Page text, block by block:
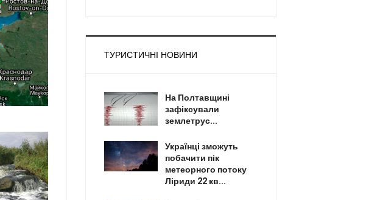
ТУРИСТИЧНІ НОВИНИ
На Полтавщині
зафіксували
землетрус...
Українці зможуть
побачити пік
метеорного потоку
Ліриди 22 кв...